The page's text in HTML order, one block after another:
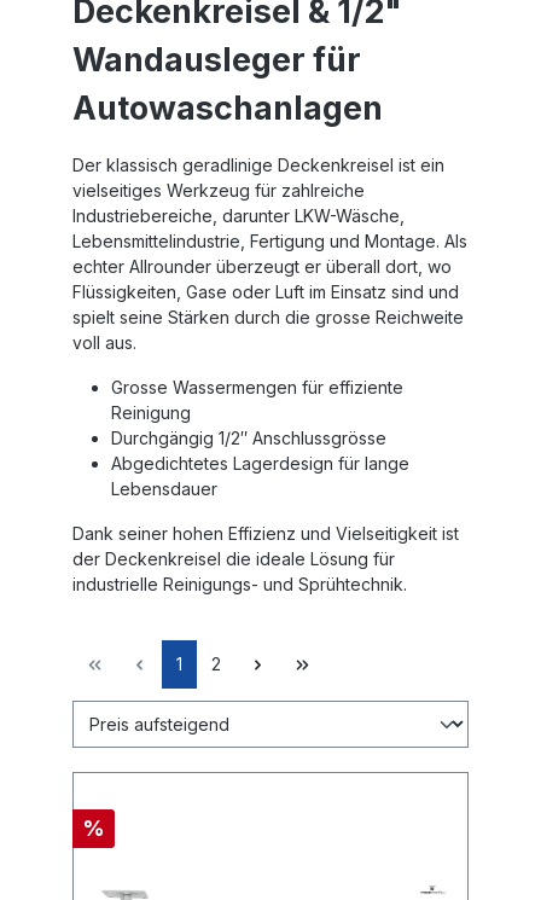
Deckenkreisel & 1/2"
Wandausleger für
Autowaschanlagen
Der klassisch geradlinige Deckenkreisel ist ein
vielseitiges Werkzeug für zahlreiche
Industriebereiche, darunter LKW-Wäsche,
Lebensmittelindustrie, Fertigung und Montage. Als
echter Allrounder überzeugt er überall dort, wo
Flüssigkeiten, Gase oder Luft im Einsatz sind und
spielt seine Stärken durch die grosse Reichweite
voll aus.
Grosse Wassermengen für effiziente
Reinigung
Durchgängig 1/2″ Anschlussgrösse
Abgedichtetes Lagerdesign für lange
Lebensdauer
Dank seiner hohen Effizienz und Vielseitigkeit ist
der Deckenkreisel die ideale Lösung für
industrielle Reinigungs- und Sprühtechnik.
1 2
%